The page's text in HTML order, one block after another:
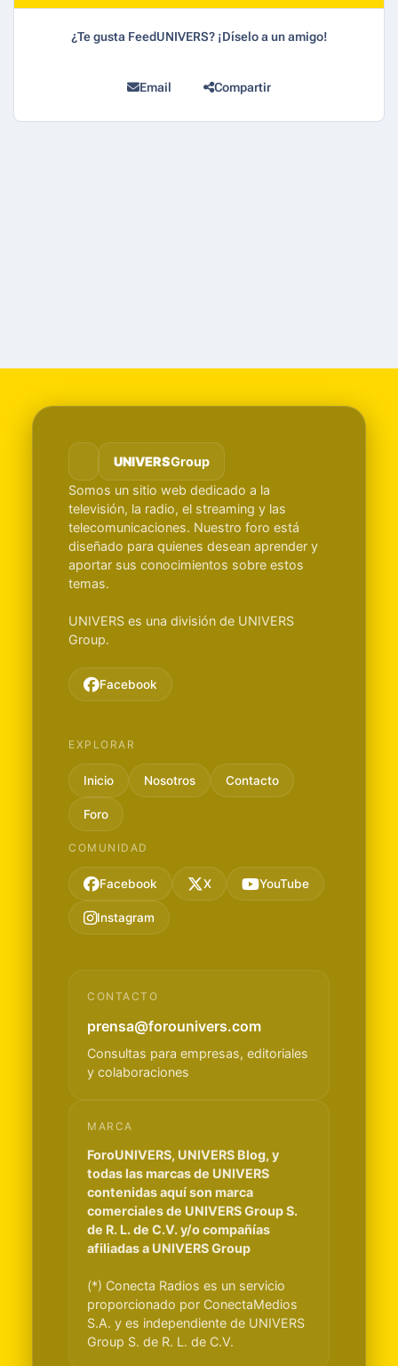
¿Te gusta FeedUNIVERS? ¡Díselo a un amigo!
Email Compartir
UNIVERSGroup
Somos un sitio web dedicado a la
televisión, la radio, el streaming y las
telecomunicaciones. Nuestro foro está
diseñado para quienes desean aprender y
aportar sus conocimientos sobre estos
temas.
UNIVERS es una división de UNIVERS
Group.
Facebook
EXPLORAR
Inicio Nosotros Contacto
Foro
COMUNIDAD
Facebook X YouTube
Instagram
CONTACTO
prensa@forounivers.com
Consultas para empresas, editoriales
y colaboraciones
MARCA
ForoUNIVERS, UNIVERS Blog, y
todas las marcas de UNIVERS
contenidas aquí son marca
comerciales de UNIVERS Group S.
de R. L. de C.V. y/o compañías
afiliadas a UNIVERS Group
(*) Conecta Radios es un servicio
proporcionado por ConectaMedios
S.A. y es independiente de UNIVERS
Group S. de R. L. de C.V.